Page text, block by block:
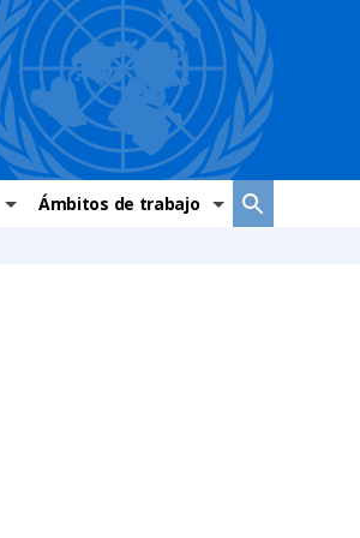
Ámbitos de trabajo